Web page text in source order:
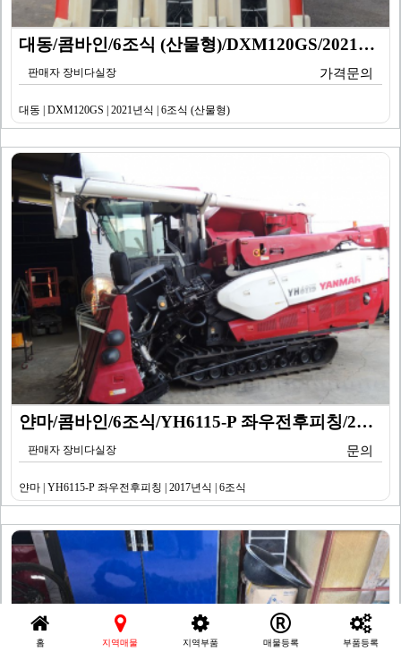
대동/콤바인/6조식 (산물형)/DXM120GS/2021…
판매자 장비다실장 가격문의
대동 | DXM120GS | 2021년식 | 6조식 (산물형)
얀마/콤바인/6조식/YH6115-P 좌우전후피칭/201…
판매자 장비다실장 문의
얀마 | YH6115-P 좌우전후피칭 | 2017년식 | 6조식
홈 지역매물 지역부품 매물등록 부품등록